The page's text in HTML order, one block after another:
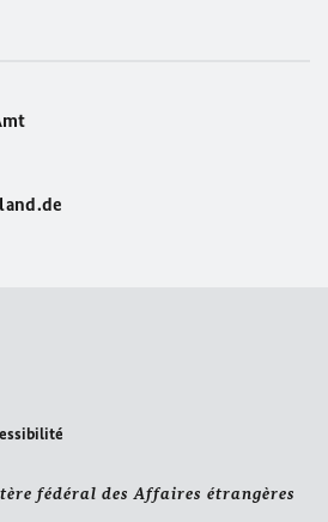
fédéral des Affaires étrangères